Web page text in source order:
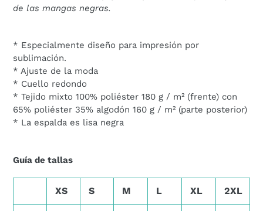
de
de las mangas negras.
* Especialmente diseño para impresión por
sublimación.
* Ajuste de la moda
* Cuello redondo
* Tejido mixto 100% poliéster 180 g / m² (frente) con
65% poliéster 35% algodón 160 g / m² (parte posterior)
* La espalda es lisa negra
Guía de tallas
XS S M L XL 2XL